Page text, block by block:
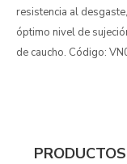
resistencia al
óptimo nivel de
de caucho. Código: